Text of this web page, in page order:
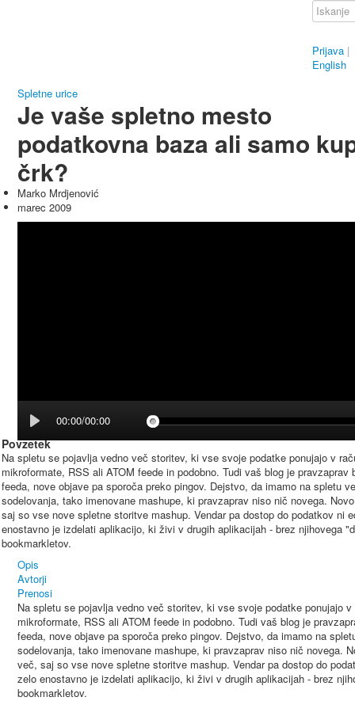
Prijava |
English
Spletne urice
Je vaše spletno mesto
podatkovna baza ali samo
črk?
Marko Mrdjenović
marec 2009
00:00/00:00
Povzetek
Na spletu se pojavlja vedno več storitev, ki vse svoje podatke ponujajo v
mikroformate, RSS ali ATOM feede in podobno. Tudi vaš blog je
feeda, nove objave pa sporoča preko pingov. Dejstvo, da imamo na spletu
sodelovanja, tako imenovane mashupe, ki pravzaprav niso nič novega.
saj so vse nove spletne storitve mashup. Vendar pa dostop do podatkov ni
enostavno je izdelati aplikacijo, ki živi v drugih aplikacijah - brez njihovega
bookmarkletov.
Opis
Avtorji
Prenosi
Na spletu se pojavlja vedno več storitev, ki vse svoje podatke ponujajo
mikroformate, RSS ali ATOM feede in podobno. Tudi vaš blog je
feeda, nove objave pa sporoča preko pingov. Dejstvo, da imamo na
sodelovanja, tako imenovane mashupe, ki pravzaprav niso nič novega.
več, saj so vse nove spletne storitve mashup. Vendar pa dostop do
zelo enostavno je izdelati aplikacijo, ki živi v drugih aplikacijah - brez
bookmarkletov.